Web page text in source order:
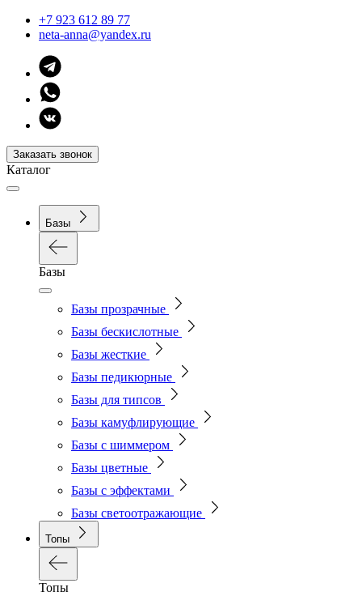
+7 923 612 89 77
neta-anna@yandex.ru
Заказать звонок
Каталог
Базы
Базы
Базы прозрачные
Базы бескислотные
Базы жесткие
Базы педикюрные
Базы для типсов
Базы камуфлирующие
Базы с шиммером
Базы цветные
Базы с эффектами
Базы светоотражающие
Топы
Топы